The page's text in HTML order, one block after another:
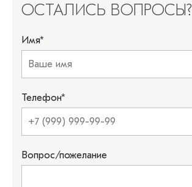
ОСТАЛИСЬ ВОПРОСЫ?
Имя*
Телефон*
Вопрос/пожелание